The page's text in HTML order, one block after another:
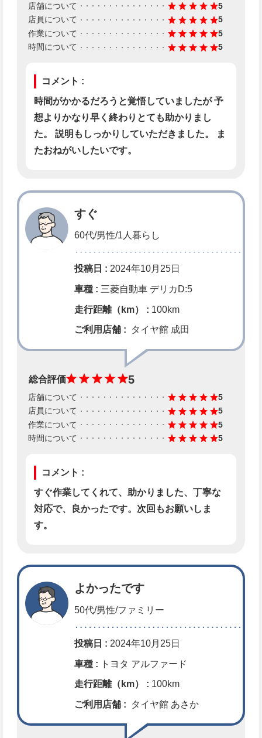
店舗について
5
店員について
5
作業について
5
時間について
5
コメント :
時間がかかるだろうと覚悟していましたが 予
想よりかなり早く終わりとても助かりまし
た。 説明もしっかりしていただきました。 ま
たおねがいしたいです。
すぐ
60代/男性/1人暮らし
投稿日 : 2024年10月25日
車種 : 三菱自動車 デリカD:5
走行距離（km） : 100km
ご利用店舗 : タイヤ館 成田
総合評価 5
店舗について
5
店員について
5
作業について
5
時間について
5
コメント :
すぐ作業してくれて、助かりました、丁寧な
対応で、良かったです。次回もお願いしま
す。
よかったです
50代/男性/ファミリー
投稿日 : 2024年10月25日
車種 : トヨタ アルファード
走行距離（km） : 100km
ご利用店舗 : タイヤ館 あさか